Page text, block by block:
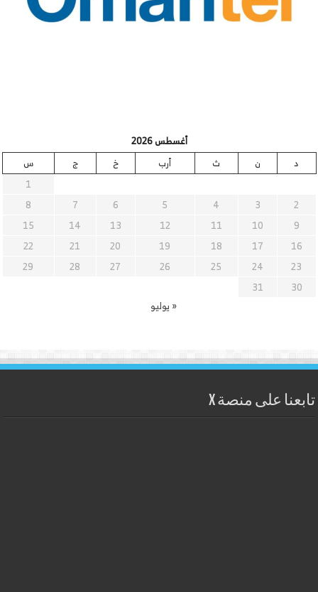
أغسطس 2026
د
ن ث أرب خ ج
س
1
2
3
4
5
6
7
8
9
10
11
12
13
14
15
16
17
18
19
20
21
22
23
24
25
26
27
28
29
30
31
« يوليو
تابعنا على منصة X